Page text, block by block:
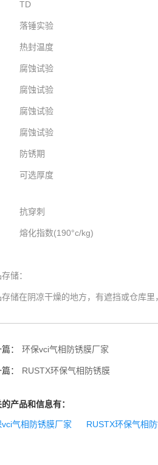
TD
落锤实验
热封温度
腐蚀试验
腐蚀试验
腐蚀试验
腐蚀试验
防锈期
可选厚度
抗穿刺
熔化指数(190°c/kg)
存储：
存储在阴凉干燥的地方，有遮挡或仓库
： 环保vci气相防锈膜厂家
： RUSTX环保气相防锈膜
产品和信息有：
气相防锈膜厂家 RUSTX环保气相